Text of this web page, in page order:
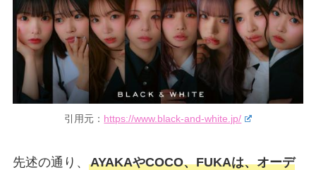
引用元： https://www.black-and-white.jp/
先述の通り、 AYAKAやCOCO、FUKAは、オーデ